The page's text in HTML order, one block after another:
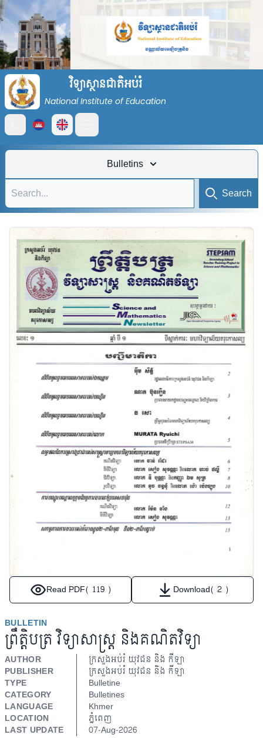
វិទ្យាស្ថានជាតិអប់រំ
National Institute of Education
Open main menu
Bulletins
Search
Read PDF( 119 ) Download( 2 )
BULLETIN
ព្រឹត្តិបត្រ វិទ្យាសាស្ត្រ និងគណិតវិទ្យា
AUTHOR
ក្រសួងអប់រំ យុវជន​ និង កីឡា
PUBLISHER
ក្រសួងអប់រំ យុវជន​ និង កីឡា
TYPE
Bulletine
CATEGORY
Bulletines
LANGUAGE
Khmer
LOCATION
ភ្នំពេញ
LAST UPDATE
07-Aug-2026